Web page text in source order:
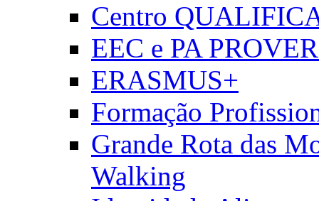
Centro
EEC e PA
ERASMUS+
Formação
Grande Rota das
Walking